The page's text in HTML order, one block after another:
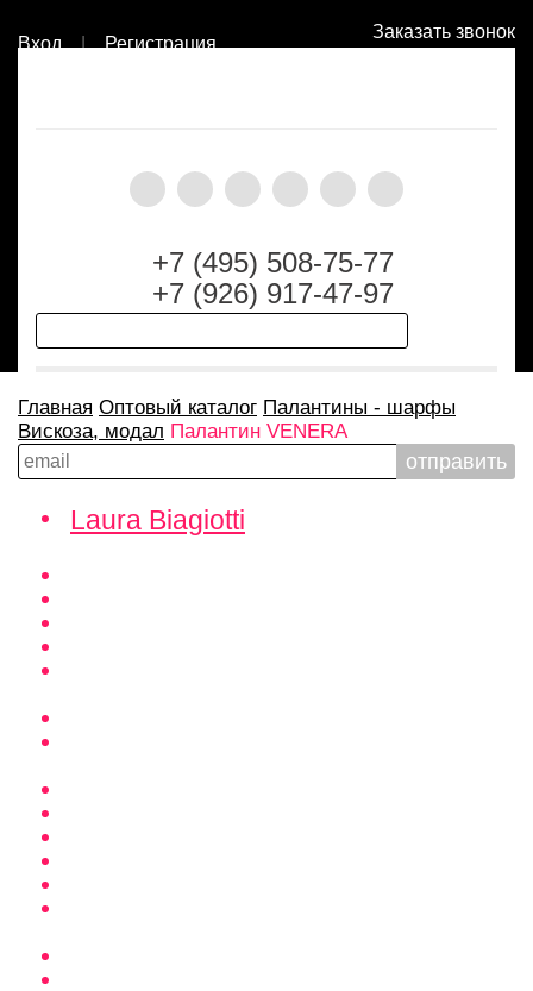
Вход | Регистрация
Заказать звонок
+7 (495) 508-75-77
+7 (926) 917-47-97
Главная Оптовый каталог Палантины - шарфы
Вискоза, модал Палантин VENERA
Laura Biagiotti